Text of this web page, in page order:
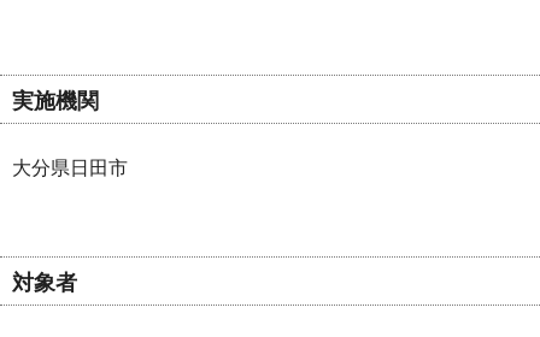
実施機関
大分県日田市
対象者